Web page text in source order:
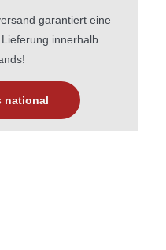
garantiert eine
innerhalb
national